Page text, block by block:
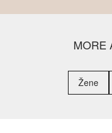
MORE
Žene